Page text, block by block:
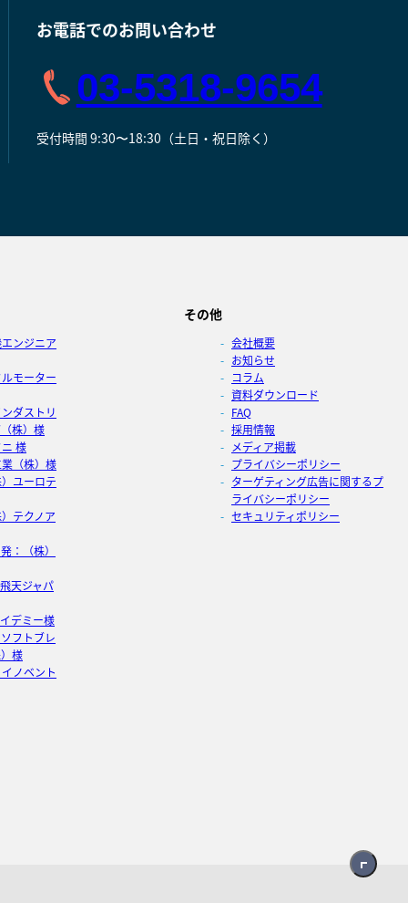
お電話でのお問い合わせ
03-5318-9654
受付時間 9:30〜18:30（土日・祝日除く）
ンジニア
モーター
ダストリ
株）様
様
（株）様
ユーロテ
テクノア
：（株）
天ジャパ
デミー様
フトブレ
様
ノベント
その他
会社概要
お知らせ
コラム
資料ダウンロード
FAQ
採用情報
メディア掲載
プライバシーポリシー
ターゲティング広告に関するプ
ライバシーポリシー
セキュリティポリシー